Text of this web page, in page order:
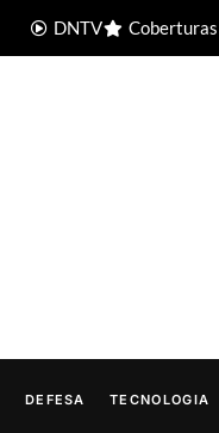
DNTV
DEFESA TECNOLOGIA